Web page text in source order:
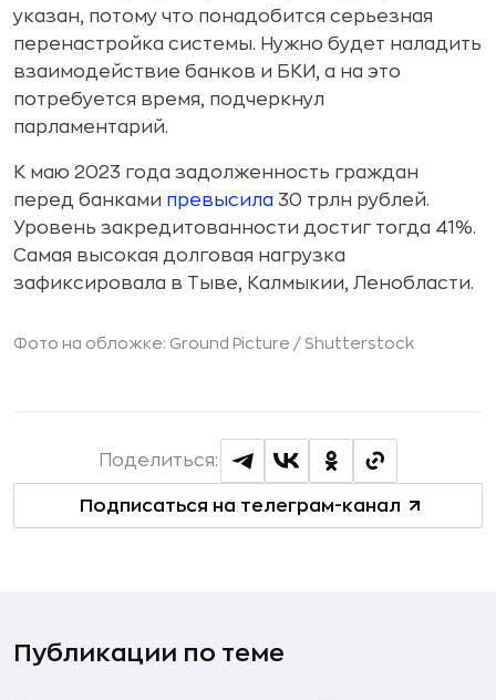
указан, потому что понадобится серьезная
перенастройка системы. Нужно будет наладить
взаимодействие банков и БКИ, а на это
потребуется время, подчеркнул
парламентарий.
К маю 2023 года задолженность граждан
перед банками превысила 30 трлн рублей.
Уровень закредитованности достиг тогда 41%.
Самая высокая долговая нагрузка
зафиксировала в Тыве, Калмыкии, Ленобласти.
Фото на обложке: Ground Picture / Shutterstock
Подписаться на телеграм-канал
Поделиться:
Публикации по теме